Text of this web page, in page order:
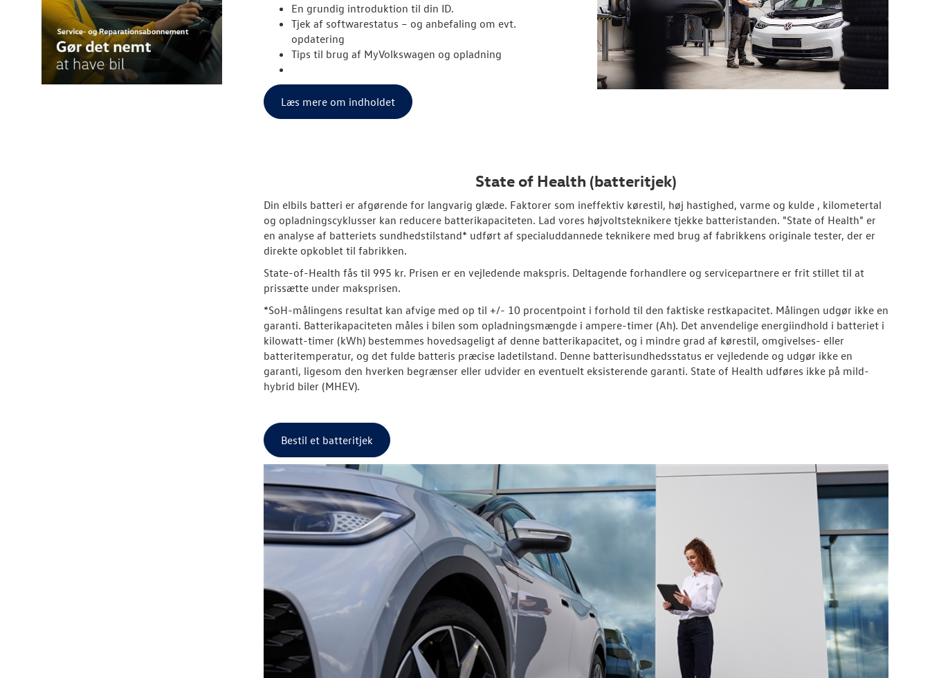
En grundig introduktion til din ID.
Tjek af softwarestatus – og anbefaling om evt.
opdatering
Tips til brug af MyVolkswagen og opladning
Læs mere om indholdet
State of Health (batteritjek)
Din elbils batteri er afgørende for langvarig glæde. Faktorer som ineffektiv kørestil, høj hastighed, varme og kulde , kilometertal
og opladningscyklusser kan reducere batterikapaciteten. Lad vores højvoltsteknikere tjekke batteristanden. "State of Health" er
en analyse af batteriets sundhedstilstand* udført af specialuddannede teknikere med brug af fabrikkens originale tester, der er
direkte opkoblet til fabrikken.
State-of-Health fås til 995 kr. Prisen er en vejledende makspris. Deltagende forhandlere og servicepartnere er frit stillet til at
prissætte under maksprisen.
*SoH-målingens resultat kan afvige med op til +/- 10 procentpoint i forhold til den faktiske restkapacitet. Målingen udgør ikke en
garanti. Batterikapaciteten måles i bilen som opladningsmængde i ampere-timer (Ah). Det anvendelige energiindhold i batteriet i
kilowatt-timer (kWh) bestemmes hovedsageligt af denne batterikapacitet, og i mindre grad af kørestil, omgivelses- eller
batteritemperatur, og det fulde batteris præcise ladetilstand. Denne batterisundhedsstatus er vejledende og udgør ikke en
garanti, ligesom den hverken begrænser eller udvider en eventuelt eksisterende garanti. State of Health udføres ikke på mild-
hybrid biler (MHEV).
Bestil et batteritjek